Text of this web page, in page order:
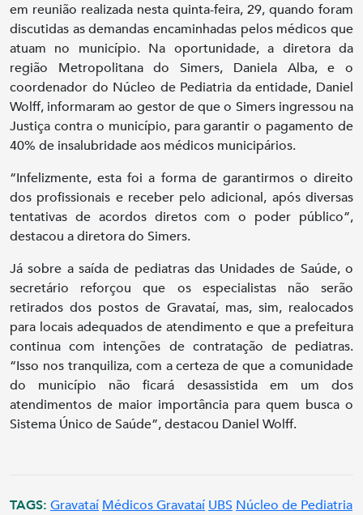
em reunião realizada nesta quinta-feira, 29, quando foram
discutidas as demandas encaminhadas pelos médicos que
atuam no município. Na oportunidade, a diretora da
região Metropolitana do Simers, Daniela Alba, e o
coordenador do Núcleo de Pediatria da entidade, Daniel
Wolff, informaram ao gestor de que o Simers ingressou na
Justiça contra o município, para garantir o pagamento de
40% de insalubridade aos médicos municipários.
“Infelizmente, esta foi a forma de garantirmos o direito
dos profissionais e receber pelo adicional, após diversas
tentativas de acordos diretos com o poder público”,
destacou a diretora do Simers.
Já sobre a saída de pediatras das Unidades de Saúde, o
secretário reforçou que os especialistas não serão
retirados dos postos de Gravataí, mas, sim, realocados
para locais adequados de atendimento e que a prefeitura
continua com intenções de contratação de pediatras.
“Isso nos tranquiliza, com a certeza de que a comunidade
do município não ficará desassistida em um dos
atendimentos de maior importância para quem busca o
Sistema Único de Saúde”, destacou Daniel Wolff.
TAGS: Gravataí Médicos Gravataí UBS Núcleo de Pediatria